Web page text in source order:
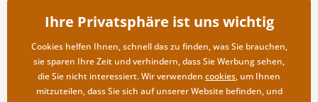
Versand- und
Rücksendung der Ware
Großhandel und
Ihre Privatsphäre ist uns wichtig
Cookies helfen Ihnen, schnell das zu finden, was Sie brauchen,
sie sparen Ihre Zeit und verhindern, dass Sie Werbung sehen,
die Sie nicht interessiert. Wir verwenden cookies, um Ihnen
mitzuteilen, dass Sie sich auf unserer Website befinden, und